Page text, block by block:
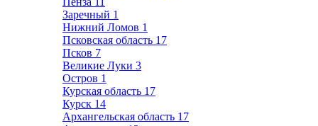
Заречный 1
Нижний Ломов 1
Псковская область 17
Псков 7
Великие Луки 3
Остров 1
Курская область 17
Курск 14
Архангельская область 17